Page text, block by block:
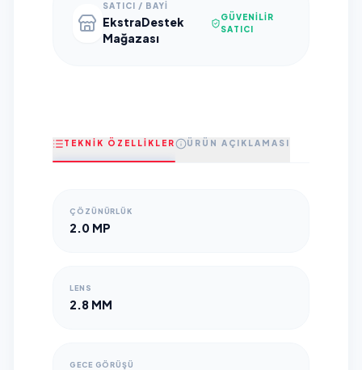
SATICI / BAYI
EkstraDestek
Mağazası
GÜVENILIR
SATICI
TEKNİK ÖZELLİKLER ÜRÜN AÇIKLAMASI
ÇÖZÜNÜRLÜK
2.0 MP
LENS
2.8 MM
GECE GÖRÜŞÜ